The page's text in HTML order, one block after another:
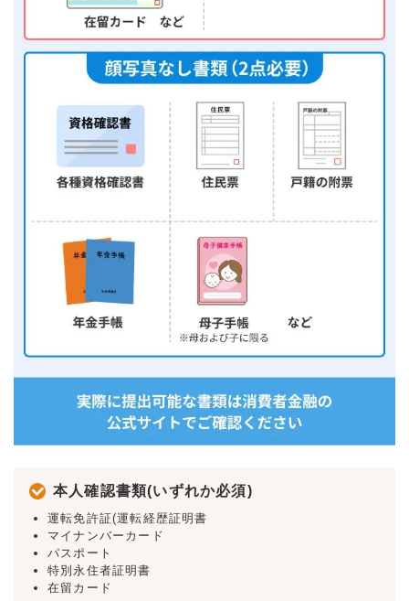
本人確認書類(いずれか必須)
運転免許証(運転経歴証明書
マイナンバーカード
パスポート
特別永住者証明書
在留カード